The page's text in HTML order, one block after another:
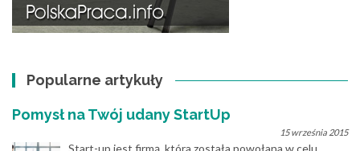
Popularne artykuły
Pomysł na Twój udany StartUp
15 września 2015
Start-up jest firmą, która została powołana w celu